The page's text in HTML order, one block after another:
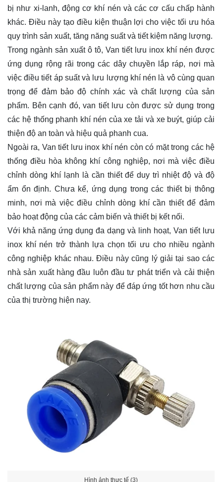
bị như xi-lanh, động cơ khí nén và các cơ cấu chấp hành
khác. Điều này tạo điều kiện thuận lợi cho việc tối ưu hóa
quy trình sản xuất, tăng năng suất và tiết kiệm năng lượng.
Trong ngành sản xuất ô tô, Van tiết lưu inox khí nén được
ứng dụng rộng rãi trong các dây chuyền lắp ráp, nơi mà
việc điều tiết áp suất và lưu lượng khí nén là vô cùng quan
trọng để đảm bảo độ chính xác và chất lượng của sản
phẩm. Bên cạnh đó, van tiết lưu còn được sử dụng trong
các hệ thống phanh khí nén của xe tải và xe buýt, giúp cải
thiện độ an toàn và hiệu quả phanh cua.
Ngoài ra, Van tiết lưu inox khí nén còn có mặt trong các hệ
thống điều hòa không khí công nghiệp, nơi mà việc điều
chỉnh dòng khí lạnh là cần thiết để duy trì nhiệt độ và độ
ẩm ổn định. Chưa kể, ứng dụng trong các thiết bị thông
minh, nơi mà việc điều chỉnh dòng khí cần thiết để đảm
bảo hoạt động của các cảm biến và thiết bị kết nối.
Với khả năng ứng dụng đa dạng và linh hoạt, Van tiết lưu
inox khí nén trở thành lựa chọn tối ưu cho nhiều ngành
công nghiệp khác nhau. Điều này cũng lý giải tại sao các
nhà sản xuất hàng đầu luôn đầu tư phát triển và cải thiện
chất lượng của sản phẩm này để đáp ứng tốt hơn nhu cầu
của thị trường hiện nay.
Hình ảnh thực tế (3)